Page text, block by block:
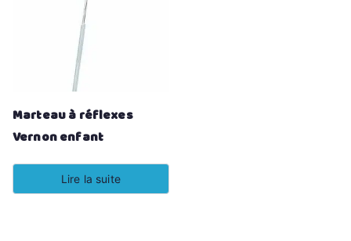
Marteau à réflexes
Vernon enfant
Lire la suite